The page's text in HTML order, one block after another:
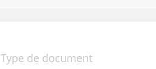
Type de document